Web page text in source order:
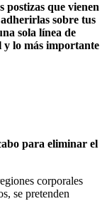
postizas que vienen
sobre tus
sola línea de
y lo más importante
para eliminar el
corporales
se pretenden